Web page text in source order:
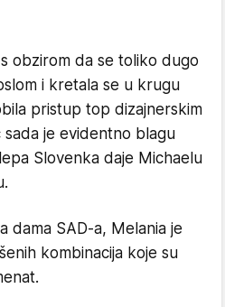
obzirom da se toliko dugo
i kretala se u krugu
pristup top dizajnerskim
je evidentno blagu
Slovenka daje Michaelu
dama SAD-a, Melania je
kombinacija koje su